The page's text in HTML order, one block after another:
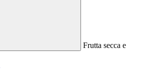
Frutta secca e